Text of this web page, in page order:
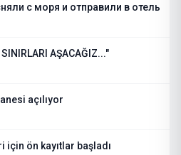
с моря и отправили в отель
SINIRLARI AŞACAĞIZ..."
açılıyor
için ön kayıtlar başladı